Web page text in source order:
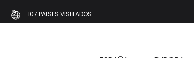
al
107 PAISES VISITADOS